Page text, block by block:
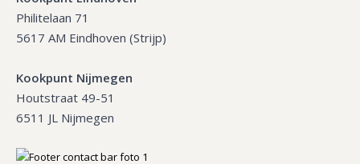
Philitelaan 71
5617 AM Eindhoven (Strijp)
Kookpunt Nijmegen
Houtstraat 49-51
6511 JL Nijmegen